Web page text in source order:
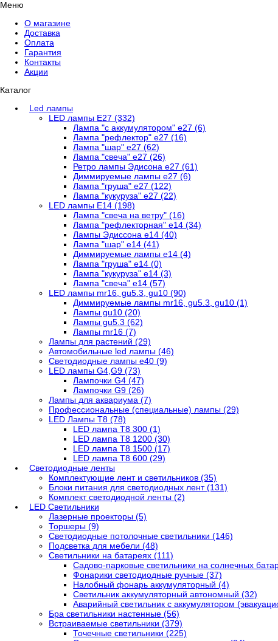
Меню
О магазине
Доставка
Оплата
Гарантия
Контакты
Акции
Каталог
Led лампы
LED лампы E27 (332)
Лампа "с аккумулятором" е27 (6)
Лампа "рефлектор" е27 (16)
Лампа "шар" е27 (62)
Лампа "свеча" е27 (26)
Ретро лампы Эдисона е27 (61)
Диммируемые лампы е27 (6)
Лампа "груша" е27 (122)
Лампа "кукуруза" е27 (22)
LED лампы Е14 (198)
Лампа "свеча на ветру" (16)
Лампа "рефлекторная" е14 (34)
Лампы Эдиссона е14 (40)
Лампа "шар" е14 (41)
Диммируемые лампы е14 (4)
Лампа "груша" е14 (0)
Лампа "кукуруза" е14 (3)
Лампа "свеча" е14 (57)
LED лампы mr16, gu5.3, gu10 (90)
Диммируемые лампы mr16, gu5.3, gu10 (1)
Лампы gu10 (20)
Лампы gu5.3 (62)
Лампы mr16 (7)
Лампы для растений (29)
Автомобильные led лампы (46)
Светодиодные лампы е40 (9)
LED лампы G4,G9 (73)
Лампочки G4 (47)
Лампочки G9 (26)
Лампы для аквариума (7)
Профессиональные (специальные) лампы (29)
LED Лампы T8 (78)
LED лампа Т8 300 (1)
LED лампа T8 1200 (30)
LED лампа T8 1500 (17)
LED лампа T8 600 (29)
Светодиодные ленты
Комплектующие лент и светильников (35)
Блоки питания для светодиодных лент (131)
Комплект светодиодной ленты (2)
LED Светильники
Лазерные проекторы (5)
Торшеры (9)
Светодиодные потолочные светильники (146)
Подсветка для мебели (48)
Светильники на батареях (111)
Садово-парковые светильники на солнечных
Фонарики светодиодные ручные (37)
Налобный фонарь аккумуляторный (4)
Светильник аккумуляторный автономный (32)
Аварийный светильник с аккумулятором
Бра светильники настенные (56)
Встраиваемые светильники (379)
Точечные светильники (225)